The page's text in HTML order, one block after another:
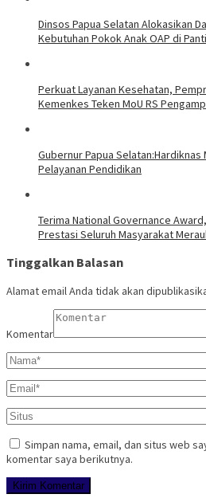
Dinsos Papua Selatan Alokasikan
Kebutuhan Pokok Anak OAP di
Perkuat Layanan Kesehatan,
Kemenkes Teken MoU RS
Gubernur Papua
Pelayanan Pendidikan
Terima National Governance
Prestasi Seluruh Masyarakat
Tinggalkan Balasan
Alamat email Anda tidak akan
Komentar
Simpan nama, email, dan situs web
komentar saya berikutnya.